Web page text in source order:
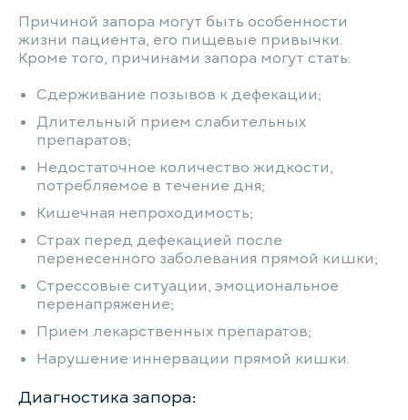
Причиной запора могут быть особенности
жизни пациента, его пищевые привычки.
Кроме того, причинами запора могут стать:
Сдерживание позывов к дефекации;
Длительный прием слабительных
препаратов;
Недостаточное количество жидкости,
потребляемое в течение дня;
Кишечная непроходимость;
Страх перед дефекацией после
перенесенного заболевания прямой кишки;
Стрессовые ситуации, эмоциональное
перенапряжение;
Прием лекарственных препаратов;
Нарушение иннервации прямой кишки.
Диагностика запора: